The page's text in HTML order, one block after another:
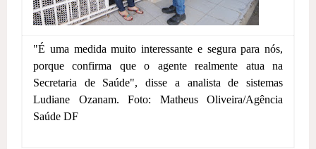
"É uma medida muito interessante e segura para nós,
porque confirma que o agente realmente atua na
Secretaria de Saúde", disse a analista de sistemas
Ludiane Ozanam. Foto: Matheus Oliveira/Agência
Saúde DF